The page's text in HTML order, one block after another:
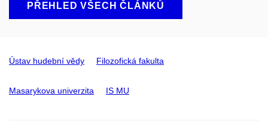
PŘEHLED VŠECH ČLÁNKŮ
Ústav hudební vědy Filozofická fakulta
Masarykova univerzita IS MU